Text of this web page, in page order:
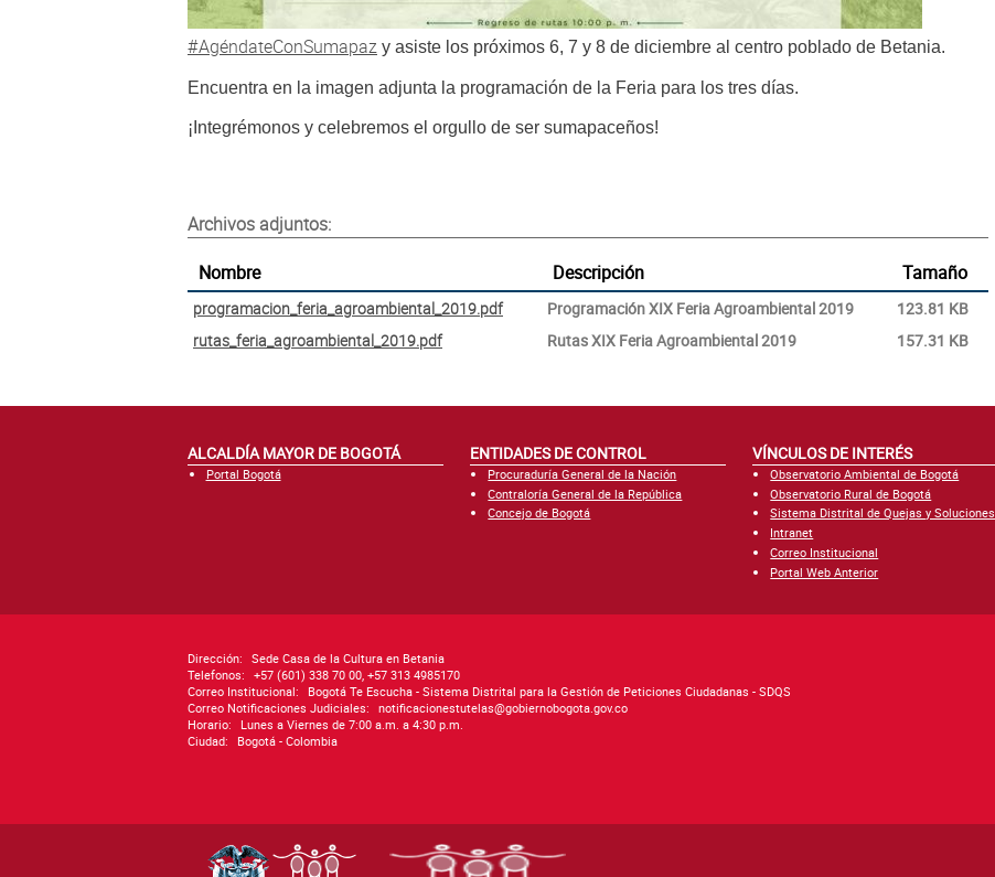
#AgéndateConSumapaz y asiste los próximos 6, 7 y 8 de diciembre al centro poblado de Betania.
Encuentra en la imagen adjunta la programación de la Feria para los tres días.
¡Integrémonos y celebremos el orgullo de ser sumapaceños!
Archivos adjuntos:
Nombre
Descripción Tamaño
programacion_feria_agroambiental_2019.pdf Programación XIX Feria Agroambiental 2019
123.81 KB
rutas_feria_agroambiental_2019.pdf
Rutas XIX Feria Agroambiental 2019 157.31 KB
ALCALDÍA MAYOR DE BOGOTÁ
Portal Bogotá
ENTIDADES DE CONTROL
Procuraduría General de la Nación
Contraloría General de la República
Concejo de Bogotá
VÍNCULOS DE INTERÉS
Observatorio Ambiental de Bogotá
Observatorio Rural de Bogotá
Sistema Distrital de Quejas y Soluciones
Intranet
Correo Institucional
Portal Web Anterior
Dirección: Sede Casa de la Cultura en Betania
Telefonos: +57 (601) 338 70 00, +57 313 4985170
Correo Institucional:
Bogotá Te Escucha - Sistema Distrital para la Gestión de Peticiones Ciudadanas - SDQS
Correo Notificaciones Judiciales: notificacionestutelas@gobiernobogota.gov.co
Horario:
Lunes a Viernes de 7:00 a.m. a 4:30 p.m.
Ciudad:
Bogotá - Colombia